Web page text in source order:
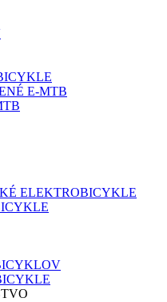
E-MTB
ELEKTROBICYKLE